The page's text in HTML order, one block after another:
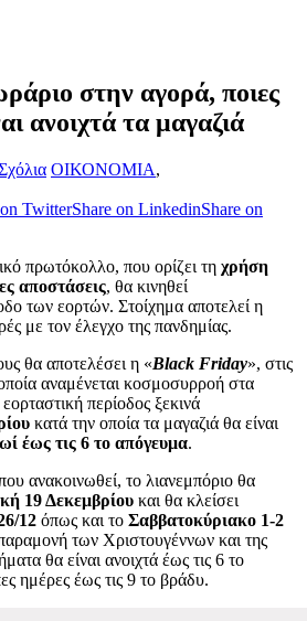
στην αγορά, ποιες
ανοιχτά τα μαγαζιά
ΟΙΚΟΝΟΜΙΑ,
TwitterShare on LinkedinShare on
πρωτόκολλο, που ορίζει τη χρήση
αποστάσεις, θα κινηθεί
των εορτών. Στοίχημα αποτελεί η
με τον έλεγχο της πανδημίας.
θα αποτελέσει η «Black Friday», στις
αναμένεται κοσμοσυρροή στα
περίοδος ξεκινά
κατά την οποία τα μαγαζιά θα είναι
έως τις 6 το απόγευμα.
ανακοινωθεί, το λιανεμπόριο θα
19 Δεκεμβρίου και θα κλείσει
12 όπως και το Σαββατοκύριακο 1-2
των Χριστουγέννων και της
θα είναι ανοιχτά έως τις 6 το
ημέρες έως τις 9 το βράδυ.